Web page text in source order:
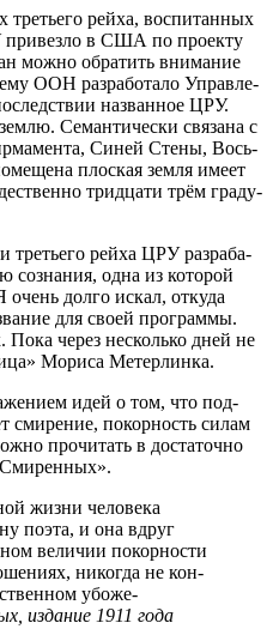
рей­ха, вос­пи­тан­ных
при­вез­ло в США по про­ек­ту
мож­но обра­тить вни­ма­ние
ООН раз­ра­бо­та­ло Управ­ле­
назван­ное ЦРУ.
Семан­ти­че­ски свя­за­на с
Синей Сте­ны, Вось­
плос­кая зем­ля име­ет
трид­ца­ти трём гра­ду­
тре­тье­го рей­ха ЦРУ раз­ра­ба­
созна­ния, одна из кото­рой
дол­го искал, отку­да
для сво­ей про­грам­мы.
через несколь­ко дней не
Мори­са Метерлинка.
идей о том, что под­
сми­ре­ние, покор­ность силам
про­чи­тать в доста­точ­но
жиз­ни чело­ве­ка
поэта, и она вдруг
вели­чии покор­но­сти
нико­гда не кон­
убо­же­
изда­ние 1911 года